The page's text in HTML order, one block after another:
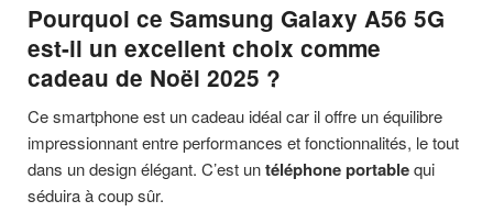
Pourquoi ce Samsung Galaxy A56 5G
est-il un excellent choix comme
cadeau de Noël 2025 ?
Ce smartphone est un cadeau idéal car il offre un équilibre
impressionnant entre performances et fonctionnalités, le tout
dans un design élégant. C’est untéléphone portablequi
séduira à coup sûr.